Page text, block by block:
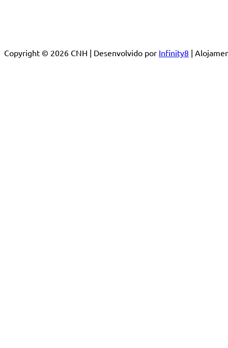
Copyright © 2026 CNH | Desenvolvido por Infinity8 |